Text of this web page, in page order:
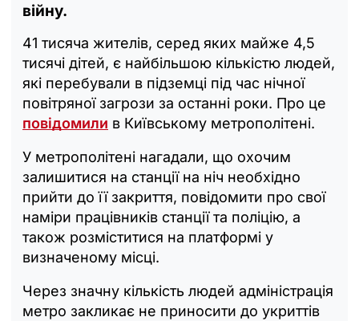
війну.
41 тисяча жителів, серед яких майже 4,5
тисячі дітей, є найбільшою кількістю людей,
які перебували в підземці під час нічної
повітряної загрози за останні роки. Про це
повідомили в Київському метрополітені.
У метрополітені нагадали, що охочим
залишитися на станції на ніч необхідно
прийти до її закриття, повідомити про свої
наміри працівників станції та поліцію, а
також розміститися на платформі у
визначеному місці.
Через значну кількість людей адміністрація
метро закликає не приносити до укриттів